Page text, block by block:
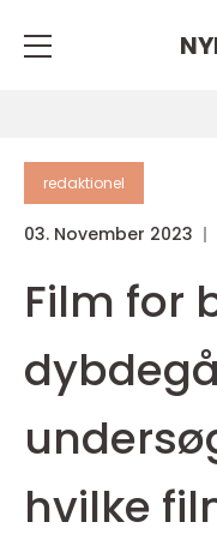
redaktionel
03. November 2023
Film for
hvilke